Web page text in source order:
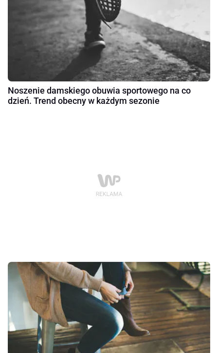
Noszenie damskiego obuwia sportowego na co
dzień. Trend obecny w każdym sezonie